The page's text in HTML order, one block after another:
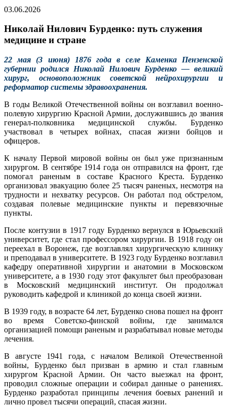
03.06.2026
Николай Нилович Бурденко: путь служения
медицине и стране
22 мая (3 июня) 1876 года в селе Каменка Пензенской
губернии родился Николай Нилович Бурденко — великий
хирург, основоположник советской нейрохирургии и
реформатор системы здравоохранения.
В годы Великой Отечественной войны он возглавил военно-
полевую хирургию Красной Армии, дослужившись до звания
генерал-полковника медицинской службы. Бурденко
участвовал в четырех войнах, спасая жизни бойцов и
офицеров.
К началу Первой мировой войны он был уже признанным
хирургом. В сентябре 1914 года он отправился на фронт, где
помогал раненым в составе Красного Креста. Бурденко
организовал эвакуацию более 25 тысяч раненых, несмотря на
трудности и нехватку ресурсов. Он работал под обстрелом,
создавая полевые медицинские пункты и перевязочные
пункты.
После контузии в 1917 году Бурденко вернулся в Юрьевский
университет, где стал профессором хирургии. В 1918 году он
переехал в Воронеж, где возглавлял хирургическую клинику
и преподавал в университете. В 1923 году Бурденко возглавил
кафедру оперативной хирургии и анатомии в Московском
университете, а в 1930 году этот факультет был преобразован
в Московский медицинский институт. Он продолжал
руководить кафедрой и клиникой до конца своей жизни.
В 1939 году, в возрасте 64 лет, Бурденко снова пошел на фронт
во время Советско-финской войны, где занимался
организацией помощи раненым и разрабатывал новые методы
лечения.
В августе 1941 года, с началом Великой Отечественной
войны, Бурденко был призван в армию и стал главным
хирургом Красной Армии. Он часто выезжал на фронт,
проводил сложные операции и собирал данные о ранениях.
Бурденко разработал принципы лечения боевых ранений и
лично провел тысячи операций, спасая жизни.